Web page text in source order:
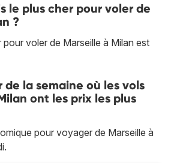
le plus cher pour voler de
?
pour voler de Marseille à Milan est
la semaine où les vols
ont les prix les plus
pour voyager de Marseille à